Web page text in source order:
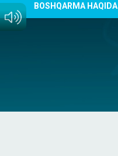
BOSHQARMA HAQIDA